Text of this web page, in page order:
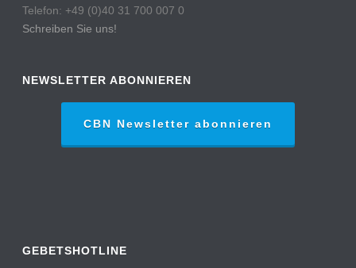
Telefon: +49 (0)40 31 700 007 0
Schreiben Sie uns!
NEWSLETTER ABONNIEREN
CBN Newsletter abonnieren
GEBETSHOTLINE